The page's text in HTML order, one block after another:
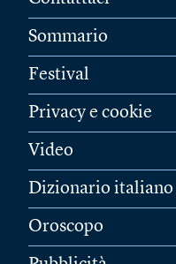
Sommario
Festival
Privacy e cookie
Video
Dizionario italiano
Oroscopo